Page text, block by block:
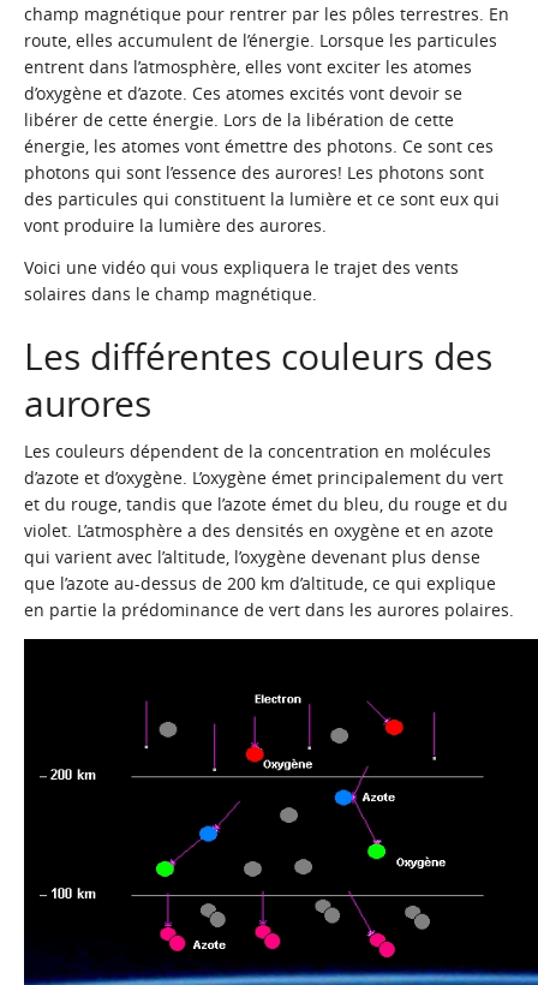
champ magnétique pour rentrer par les pôles terrestres. En
route, elles accumulent de l’énergie. Lorsque les particules
entrent dans l’atmosphère, elles vont exciter les atomes
d’oxygène et d’azote. Ces atomes excités vont devoir se
libérer de cette énergie. Lors de la libération de cette
énergie, les atomes vont émettre des photons. Ce sont ces
photons qui sont l’essence des aurores! Les photons sont
des particules qui constituent la lumière et ce sont eux qui
vont produire la lumière des aurores.
Voici une vidéo qui vous expliquera le trajet des vents
solaires dans le champ magnétique.
Les différentes couleurs des
aurores
Les couleurs dépendent de la concentration en molécules
d’azote et d’oxygène. L’oxygène émet principalement du vert
et du rouge, tandis que l’azote émet du bleu, du rouge et du
violet. L’atmosphère a des densités en oxygène et en azote
qui varient avec l’altitude, l’oxygène devenant plus dense
que l’azote au-dessus de 200 km d’altitude, ce qui explique
en partie la prédominance de vert dans les aurores polaires.